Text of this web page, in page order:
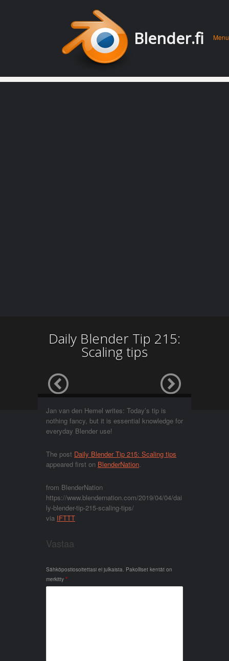
Blender.fi Menu
Daily Blender Tip 215:
Scaling tips
Jan van den Hemel writes: Today’s tip is
nothing fancy, but it is essential knowledge for
everyday Blender use!
The post Daily Blender Tip 215: Scaling tips
appeared first on BlenderNation.
from BlenderNation
https://www.blendernation.com/2019/04/04/dai
ly-blender-tip-215-scaling-tips/
via IFTTT
Vastaa
Sähköpostiosoitettasi ei julkaista. Pakolliset kentät on
merkitty *